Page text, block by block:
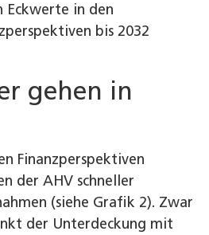
Eckwerte in den
bis 2032
gehen in
Finanzperspektiven
der AHV schneller
(siehe Grafik 2). Zwar
der Unterdeckung mit